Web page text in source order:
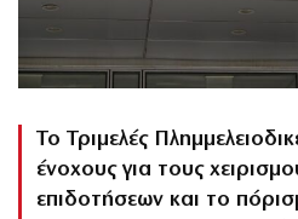
Το Τριμελές
ένοχους για τους
επιδοτήσεων και το